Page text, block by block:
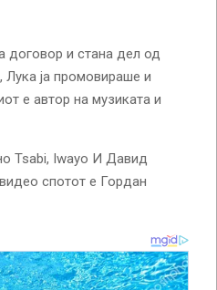
договор и стана дел од
Лука ја промовираше и
е автор на музиката и
Tsabi, Iwayo И Давид
спотот е Гордан